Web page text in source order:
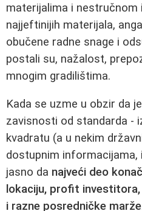
materijalima i nestručnom
najjeftinijih materijala,
obučene radne snage i
postali su, nažalost,
mnogim gradilištima.
Kada se uzme u obzir da
zavisnosti od standarda -
kvadratu (a u nekim
dostupnim informacijama,
jasno da najveći deo
lokaciju, profit
i razne posredničke marže